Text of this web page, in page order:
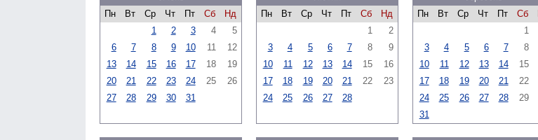
Пн
Вт Ср Чт Пт Сб
Нд
1
2 3 4
5
6
7 8 9 10 11
12
13
14 15 16 17 18
19
20
21 22 23 24 25
26
27
28 29 30 31
Пн
Вт Ср Чт Пт Сб
Нд
1
2
3
4 5 6 7 8
9
10
11 12 13 14 15
16
17
18 19 20 21 22
23
24
25 26 27 28
Пн
Вт Ср Чт Пт Сб
1
3
4 5 6 7 8
10
11 12 13 14 15
17
18 19 20 21 22
24
25 26 27 28 29
31